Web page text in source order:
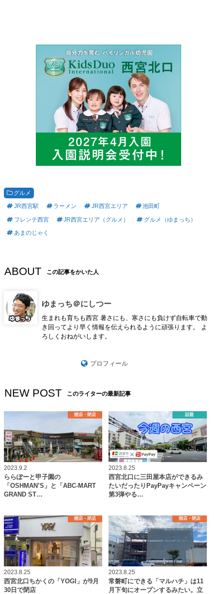
グルメ
JR西宮駅
ラーメン JR西宮エリア
池田町
フレンテ西宮
JR西宮エリア（グルメ）
グルメ（ゆまっち）
あまのじゃく
ABOUT この記事をかいた人
ゆまっち＠にしつー
生まれも育ちも西宮 暑さにも、寒さにも負けず自転車で動
き回ってより早く情報を伝えられるように頑張ります。 よ
ろしくおねがいします。
プロフィール
NEW POST このライターの最新記事
開店・閉店
2023.9.2
ららぽーと甲子園の
「OSHMAN’S」と「ABC-MART
GRAND ST…
話題
2023.8.25
西宮北口に三田屋本店ができるみ
たいだったりPayPayキャンペーン
第3弾やる…
開店・閉店
2023.8.25
西宮北口ちかくの「YOGI」が9月
30日で閉店
開店・閉店
2023.8.25
常磐町にできる「マルハチ」は11
月下旬にオープンするみたい。立